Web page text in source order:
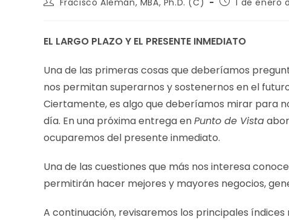
Fracisco Alemán, MBA, Ph.D. (C) 1 de enero
EL LARGO PLAZO Y EL PRESENTE INMEDIATO
Una de las primeras cosas que deberíamos
nos permitan superarnos y sostenernos en el
Ciertamente, es algo que deberíamos mirar para
día. En una próxima entrega enPunto de Vista
ocuparemos del presente inmediato.
Una de las cuestiones que más nos interesa
permitirán hacer mejores y mayores negocios,
A continuación, revisaremos los principales